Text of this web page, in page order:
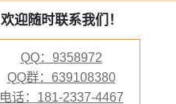
欢迎随时联系我们！
QQ：9358972
QQ群：639108380
电话：181-2337-4467